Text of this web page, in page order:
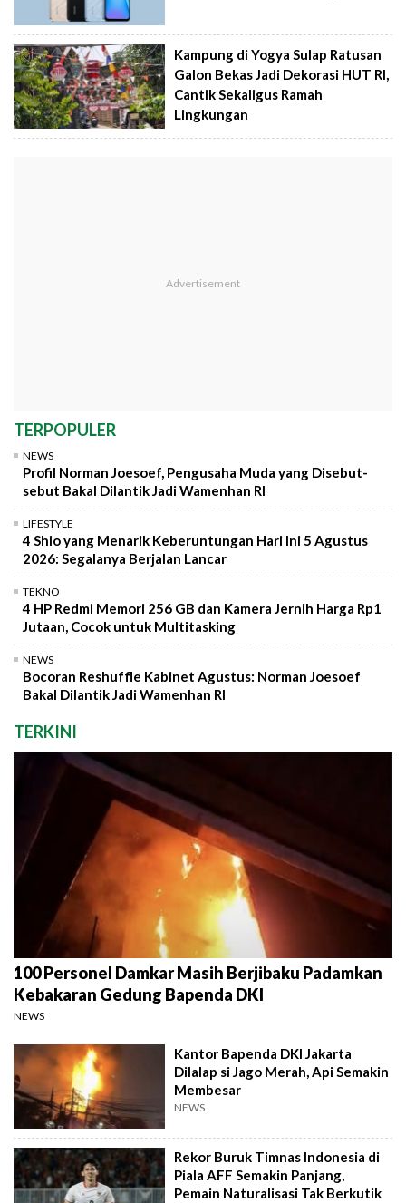
Kampung di Yogya Sulap Ratusan
Galon Bekas Jadi Dekorasi HUT RI,
Cantik Sekaligus Ramah
Lingkungan
TERPOPULER
NEWS
Profil Norman Joesoef, Pengusaha Muda yang Disebut-
sebut Bakal Dilantik Jadi Wamenhan RI
LIFESTYLE
4 Shio yang Menarik Keberuntungan Hari Ini 5 Agustus
2026: Segalanya Berjalan Lancar
TEKNO
4 HP Redmi Memori 256 GB dan Kamera Jernih Harga Rp1
Jutaan, Cocok untuk Multitasking
NEWS
Bocoran Reshuffle Kabinet Agustus: Norman Joesoef
Bakal Dilantik Jadi Wamenhan RI
TERKINI
100 Personel Damkar Masih Berjibaku Padamkan
Kebakaran Gedung Bapenda DKI
NEWS
Kantor Bapenda DKI Jakarta
Dilalap si Jago Merah, Api Semakin
Membesar
NEWS
Rekor Buruk Timnas Indonesia di
Piala AFF Semakin Panjang,
Pemain Naturalisasi Tak Berkutik